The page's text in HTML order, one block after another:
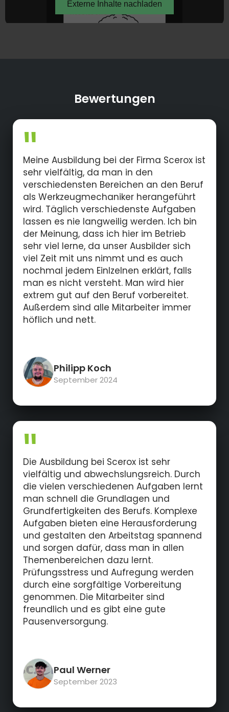
Bewertungen
Meine Ausbildung bei der Firma Scerox ist
sehr vielfältig, da man in den
verschiedensten Bereichen an den Beruf
als Werkzeugmechaniker herangeführt
wird. Täglich verschiedenste Aufgaben
lassen es nie langweilig werden. Ich bin
der Meinung, dass ich hier im Betrieb
sehr viel lerne, da unser Ausbilder sich
viel Zeit mit uns nimmt und es auch
nochmal jedem Einlzelnen erklärt, falls
man es nicht versteht. Man wird hier
extrem gut auf den Beruf vorbereitet.
Außerdem sind alle Mitarbeiter immer
höflich und nett.
Philipp Koch
September 2024
Die Ausbildung bei Scerox ist sehr
vielfältig und abwechslungsreich. Durch
die vielen verschiedenen Aufgaben lernt
man schnell die Grundlagen und
Grundfertigkeiten des Berufs. Komplexe
Aufgaben bieten eine Herausforderung
und gestalten den Arbeitstag spannend
und sorgen dafür, dass man in allen
Themenbereichen dazu lernt.
Prüfungsstress und Aufregung werden
durch eine sorgfältige Vorbereitung
genommen. Die Mitarbeiter sind
freundlich und es gibt eine gute
Pausenversorgung.
Paul Werner
September 2023